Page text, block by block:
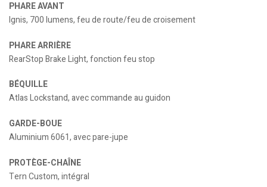
PHARE AVANT
Ignis, 700 lumens, feu de route/feu de croisement
PHARE ARRIÈRE
RearStop Brake Light, fonction feu stop
BÉQUILLE
Atlas Lockstand, avec commande au guidon
GARDE-BOUE
Aluminium 6061, avec pare-jupe
PROTÈGE-CHAÎNE
Tern Custom, intégral